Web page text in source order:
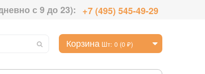
с 9 до 23): +7 (495) 545-49-29
Корзина Шт: 0 (0 ₽)